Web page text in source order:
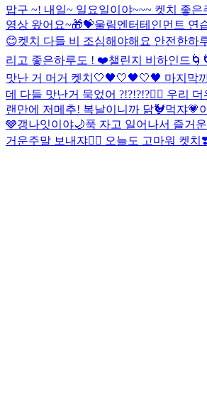
맙구 ~! 내일~ 일요일이야~~~ 켓치 좋은
영상 왔어요~🎁💝울림엔터테인먼트 연
😊켓치 다들 비 조심해야해요 안전한
리고 좋은하루도 ! ❤️챌린지 비하인드
맛난 거 머거 켓치🤍🖤🤍🖤🤍🖤 마지막
데 다들 맛난거 묵었어 ?!?!?!?❤️‍🔥 우리
랜만에 저메추! 복날이니까 닭🐓먹쟈💗
🩶갱나잇이야🌙푹 자고 일어나서 즐거
거운주말 보내쟈❤️‍🔥 오늘도 고마워 켓치